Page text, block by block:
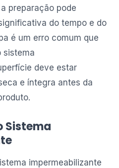
preparação pode
do tempo e do
é um erro comum que
sistema
deve estar
e íntegra antes da
Sistema
impermeabilizante